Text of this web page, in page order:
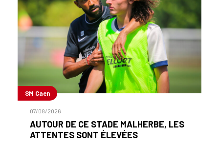
SM Caen
07/08/2026
AUTOUR DE CE STADE MALHERBE, LES
ATTENTES SONT ÉLEVÉES